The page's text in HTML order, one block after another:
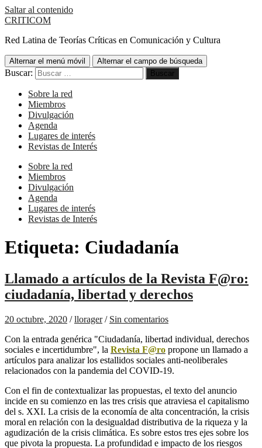
Saltar al contenido
CRITICOM
Red Latina de Teorías Críticas en Comunicación y Cultura
Alternar el menú móvil Alternar el campo de búsqueda
Buscar:
Sobre la red
Miembros
Divulgación
Agenda
Lugares de interés
Revistas de Interés
Sobre la red
Miembros
Divulgación
Agenda
Lugares de interés
Revistas de Interés
Etiqueta: Ciudadanía
Llamado a artículos de la Revista F@ro:
ciudadanía, libertad y derechos
20 octubre, 2020 /llorager / Sin comentarios
Con la entrada genérica "Ciudadanía, libertad individual, derechos
sociales e incertidumbre", la Revista F@ro propone un llamado a
artículos para analizar los estallidos sociales anti-neoliberales
relacionados con la pandemia del COVID-19.
Con el fin de contextualizar las propuestas, el texto del anuncio
incide en su comienzo en las tres crisis que atraviesa el capitalismo
del s. XXI. La crisis de la economía de alta concentración, la crisis
moral en relación con la desigualdad distributiva de la riqueza y la
agudización de la crisis climática. Es sobre estos tres ejes sobre los
que pivota la propuesta. La profundidad e impacto de los riesgos